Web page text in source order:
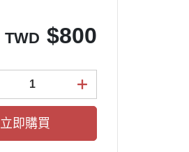
TWD $800
立即購買